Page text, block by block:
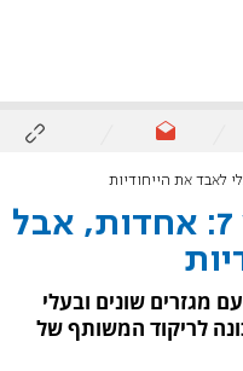
בת גלים שער לערוץ 7: אחדות, אבל
מגזרים שונים ובעלי
לריקוד המשותף של